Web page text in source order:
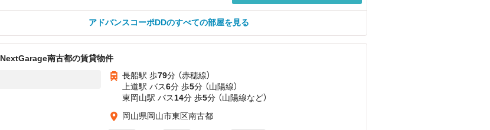
アドバンスコーポDDのすべての部屋を見る
NextGarage南古都の賃貸物件
長船駅 歩79分 （赤穂線）
上道駅 バス6分 歩5分 （山陽線）
東岡山駅 バス14分 歩5分 （山陽線など）
岡山県岡山市東区南古都